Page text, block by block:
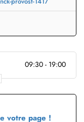
09:30 - 19:00
votre page !